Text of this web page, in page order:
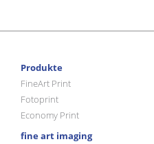
Produkte
FineArt Print
Fotoprint
Economy Print
fine art imaging